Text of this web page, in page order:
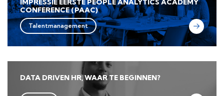
IMPRESSIE EERSTE PEOPLE ANALYTICS ACADEMY
CONFERENCE (PAAC)
Talentmanagement
DATA DRIVEN HR, WAAR TE BEGINNEN?